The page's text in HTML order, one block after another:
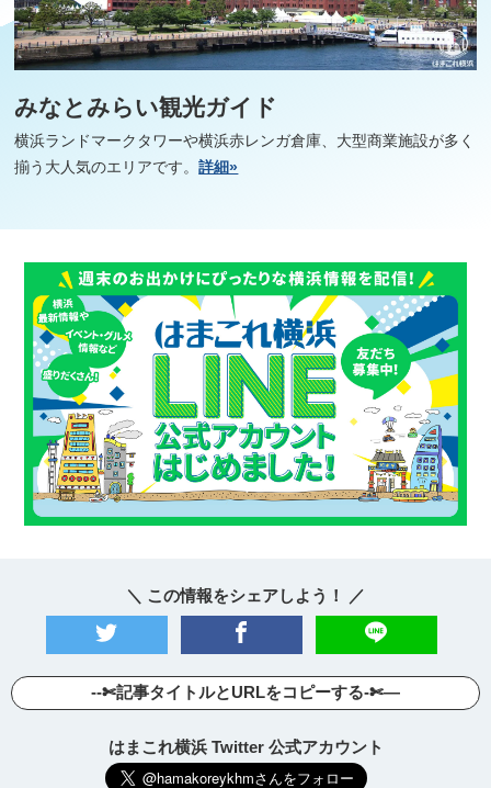
みなとみらい観光ガイド
横浜ランドマークタワーや横浜赤レンガ倉庫、大型商業施設が多く
揃う大人気のエリアです。詳細»
＼ この情報をシェアしよう！ ／
--✄記事タイトルとURLをコピーする-✄—
はまこれ横浜 Twitter 公式アカウント